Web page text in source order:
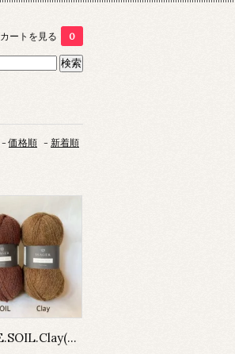
カートを見る 0
-価格順 - 新着順
CHOCOLATE.SOIL.Clay(HIGHLAND WOOL)